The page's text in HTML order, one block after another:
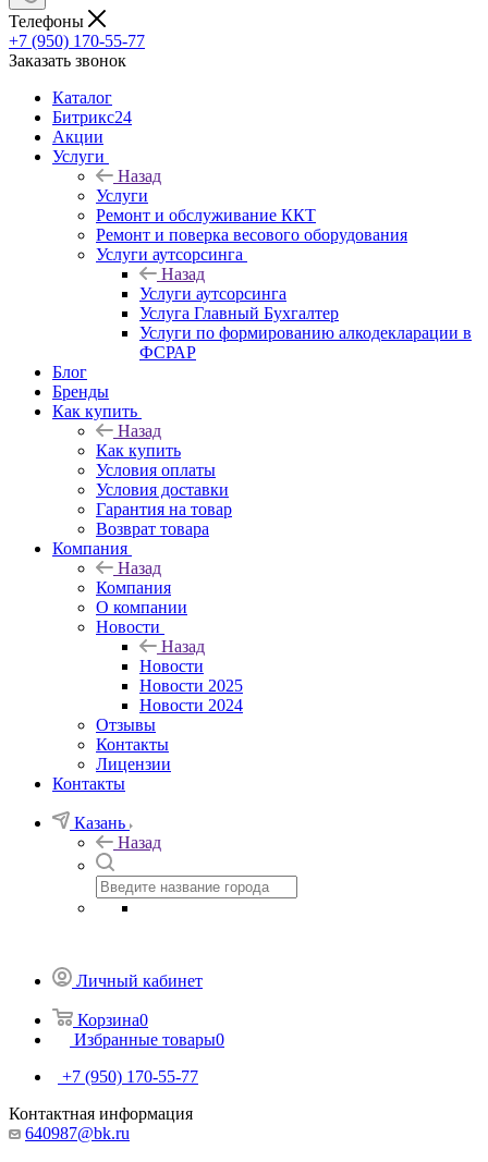
Телефоны
+7 (950) 170-55-77
Заказать звонок
Каталог
Битрикс24
Акции
Услуги
Назад
Услуги
Ремонт и обслуживание ККТ
Ремонт и поверка весового оборудования
Услуги аутсорсинга
Назад
Услуги аутсорсинга
Услуга Главный Бухгалтер
Услуги по формированию алкодекларации в
ФСРАР
Блог
Бренды
Как купить
Назад
Как купить
Условия оплаты
Условия доставки
Гарантия на товар
Возврат товара
Компания
Назад
Компания
О компании
Новости
Назад
Новости
Новости 2025
Новости 2024
Отзывы
Контакты
Лицензии
Контакты
Казань
Назад
Личный кабинет
Корзина0
Избранные товары0
+7 (950) 170-55-77
Контактная информация
640987@bk.ru